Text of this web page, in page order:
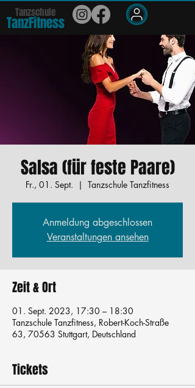
Tanzschule
TanzFitness
Salsa (für feste Paare)
Fr., 01. Sept.
  |
Tanzschule Tanzfitness
Anmeldung abgeschlossen
Veranstaltungen ansehen
Zeit & Ort
01. Sept. 2023, 17:30 – 18:30
Tanzschule Tanzfitness, Robert-Koch-Straße
63, 70563 Stuttgart, Deutschland
Tickets